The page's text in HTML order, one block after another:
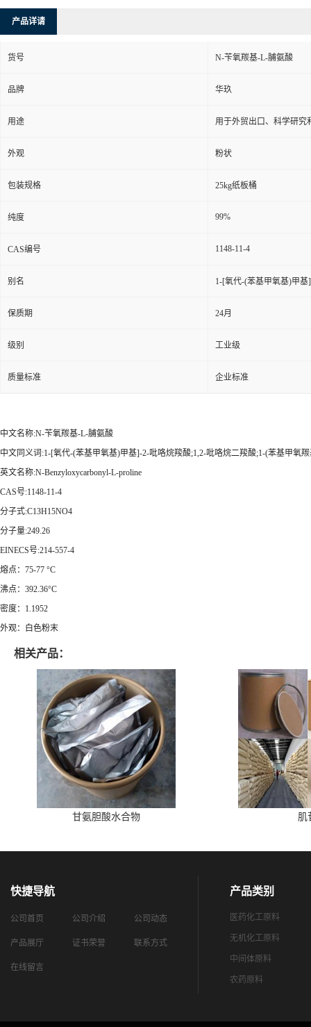
产品详请
货号 N-苄氧羰基-L-脯氨酸
品牌 华玖
用途 用于外贸出口、科学研究
外观 粉状
包装规格 25kg纸板桶
纯度 99%
CAS编号 1148-11-4
别名 1-[氧代-(苯基甲氧基)甲
保质期 24月
级别 工业级
质量标准 企业标准
中文名称:N-苄氧羰基-L-脯氨酸
中文同义词:1-[氧代-(苯基甲氧基)甲基]-2-吡咯烷羧酸;1,2-吡咯烷二羧酸;1-(苯基甲氧
英文名称:N-Benzyloxycarbonyl-L-proline
CAS号:1148-11-4
分子式:C13H15NO4
分子量:249.26
EINECS号:214-557-4
熔点：75-77 °C
沸点：392.36°C
密度：1.1952
外观：白色粉末
相关产品：
甘氨胆酸水合物 肌
快捷导航
公司首页 公司介绍 公司动态
产品展厅 证书荣誉 联系方式
在线留言
产品类别
医药化工原料
无机化工原料
中间体原料
农药原料